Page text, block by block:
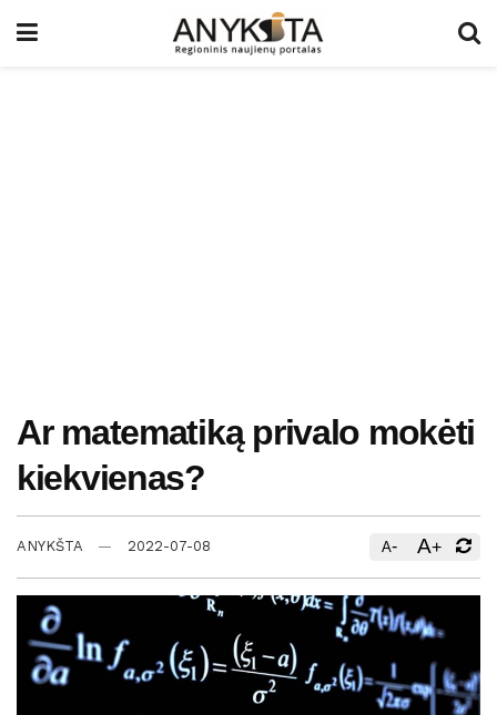
Ar matematiką privalo mokėti
kiekvienas?
ANYKŠTA 2022-07-08 A- A+